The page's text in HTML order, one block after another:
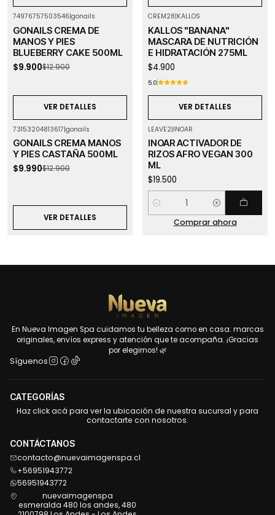
Agotado
74976757503546|gonails
GONAILS CREMA DE
MANOS Y PIES
BLUEBERRY CAKE 500ML
$9.900$12.900
VER DETALLES
CREM28|KALLOS
KALLOS "BANANA"
MASCARA DE NUTRICIÓN
E HIDRATACIÓN 275ML
$4.900
5.0
VER DETALLES
Agotado
73153204813617|gonails
GONAILS CREMA MANOS
Y PIES CASTAÑA 500ML
$9.990$12.900
VER DETALLES
LEAVE2|INOAR
INOAR ACTIVADOR DE
RIZOS AFRO VEGAN 300
ML
$19.500
Cantidad
Comprar ahora
En Nueva Imagen Spa cuidamos tu belleza como en casa: marcas
originales, envíos express y atención que te acompaña. ¡Gracias
por elegirnos! 🌿
Síguenos
CATEGORÍAS
Haz click acá para ver la ubicación de nuestra sucursal y para
contactarte con nosotros.
CONTÁCTANOS
contacto@nuevaimagenspa.cl
+56951943772
56951943772
nuevaimagenspa
esmeralda 480 los andes, 480